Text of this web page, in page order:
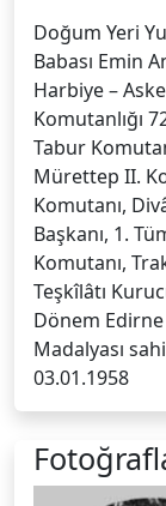
Doğum Yeri
Babası Emin
Harbiye –
Komutanlığı
Tabur
Mürettep II.
Komutanı,
Başkanı, 1.
Komutanı,
Teşkîlâtı
Dönem Edirne
Madalyası
03.01.1958